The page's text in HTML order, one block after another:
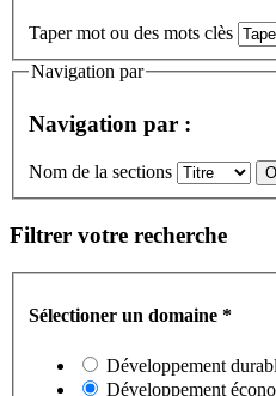
Taper mot ou des mots clès
Navigation par
Navigation par :
Nom de la sections
Filtrer votre recherche
Sélectioner un domaine *
Développement
Développement